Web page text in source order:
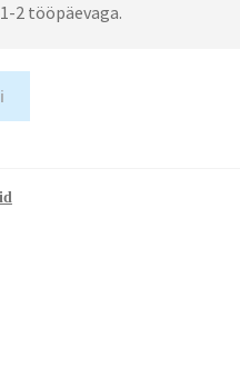
2 tööpäevaga.